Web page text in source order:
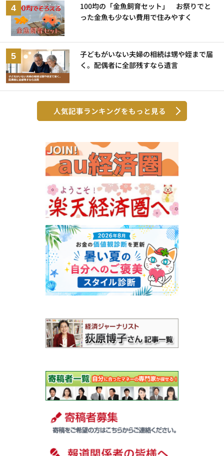
100均の「金魚飼育セット」 お祭りでと
った金魚も少ない費用で住みやすく
子どもがいない夫婦の相続は甥や姪まで届
く。配偶者に全部残すなら遺言
人気記事ランキングをもっと見る